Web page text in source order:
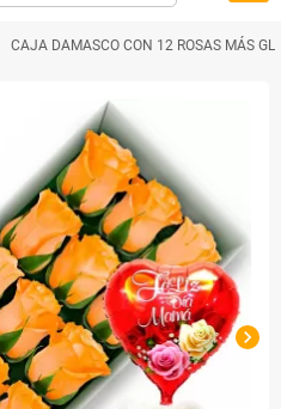
CAJA DAMASCO CON 12 ROSAS MÁS
chevron_right